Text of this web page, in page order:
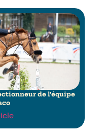
de l’équipe